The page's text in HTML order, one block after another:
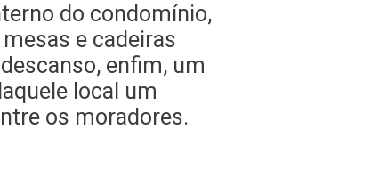
do condomínio,
e cadeiras
enfim, um
local um
os moradores.